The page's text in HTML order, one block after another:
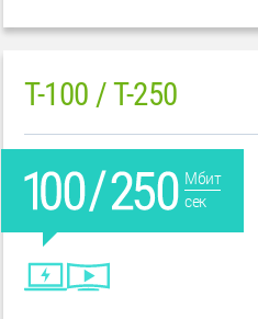
T-100 / T-250
Мбит
сек